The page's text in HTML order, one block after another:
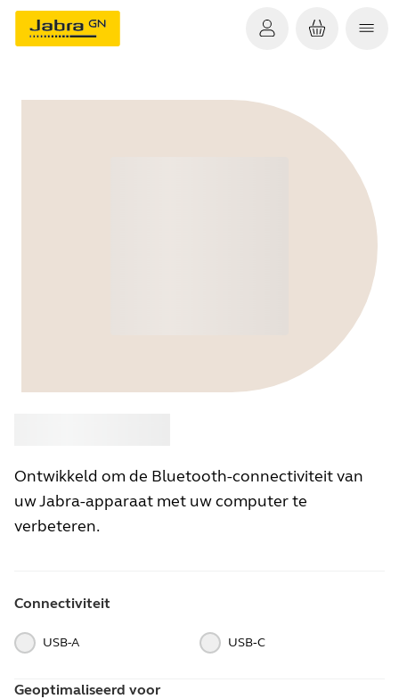
Ontwikkeld om de Bluetooth-connectiviteit van
uw Jabra-apparaat met uw computer te
verbeteren.
Connectiviteit
USB-A USB‑C
Geoptimaliseerd voor